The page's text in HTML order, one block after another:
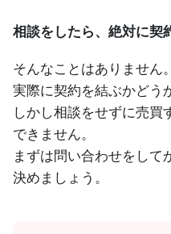
相談をしたら、絶対に契
そんなことはありません。
実際に契約を結ぶかどう
しかし相談をせずに売買
できません。
まずは問い合わせをして
決めましょう。